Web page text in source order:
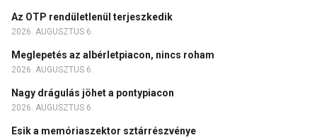
Az OTP rendületlenül terjeszkedik
2026. AUGUSZTUS 6.
Meglepetés az albérletpiacon, nincs roham
2026. AUGUSZTUS 6.
Nagy drágulás jöhet a pontypiacon
2026. AUGUSZTUS 6.
Esik a memóriaszektor sztárrészvénye